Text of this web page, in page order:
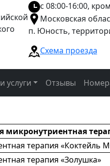
с 08:00-16:00,
Московская
п. Юность,
Схема проезда
услуги Отзывы
микронутриентная
терапия «Коктейль
терапия «Золушка»